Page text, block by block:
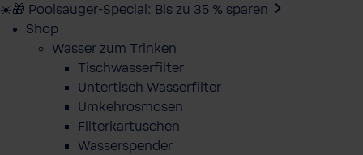
☀️🎁 Poolsauger-Special: Bis zu 35 % sparen
Shop
Wasser zum Trinken
Tischwasserfilter
Untertisch Wasserfilter
Umkehrosmosen
Filterkartuschen
Wasserspender